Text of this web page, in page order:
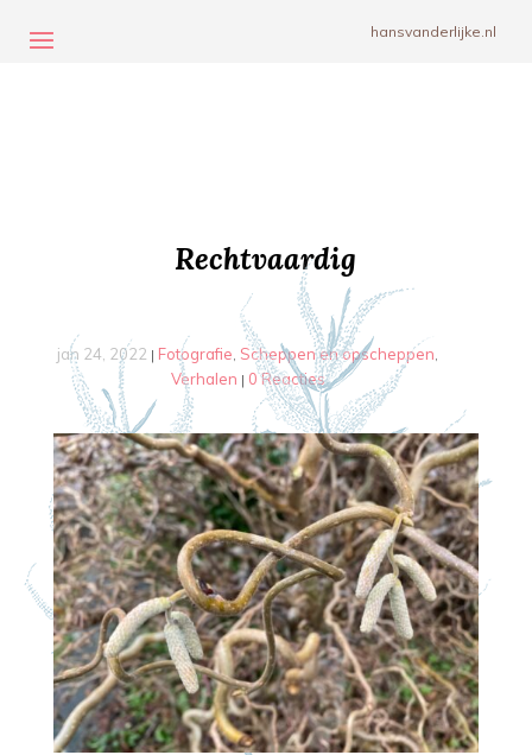
hansvanderlijke.nl
Rechtvaardig
jan 24, 2022 | Fotografie, Scheppen en opscheppen,
Verhalen | 0 Reacties